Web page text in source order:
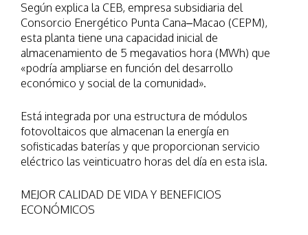
Según explica la CEB, empresa subsidiaria del
Consorcio Energético Punta Cana–Macao (CEPM),
esta planta tiene una capacidad inicial de
almacenamiento de 5 megavatios hora (MWh) que
«podría ampliarse en función del desarrollo
económico y social de la comunidad».
Está integrada por una estructura de módulos
fotovoltaicos que almacenan la energía en
sofisticadas baterías y que proporcionan servicio
eléctrico las veinticuatro horas del día en esta isla.
MEJOR CALIDAD DE VIDA Y BENEFICIOS
ECONÓMICOS